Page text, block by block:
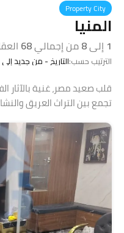
Property City
المنيا
1 إلى8من إجمالي68
الترتيب حسب:التاريخ - من جديد
قلب صعيد مصر، غنية بالآثار
تجمع بين التراث العريق